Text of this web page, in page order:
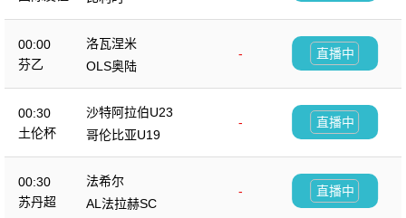
00:00
芬乙
洛瓦涅米
-
OLS奥陆
直播中
00:30
土伦杯
沙特阿拉伯U23
-
哥伦比亚U19
直播中
00:30
苏丹超
法希尔
-
AL法拉赫SC
直播中